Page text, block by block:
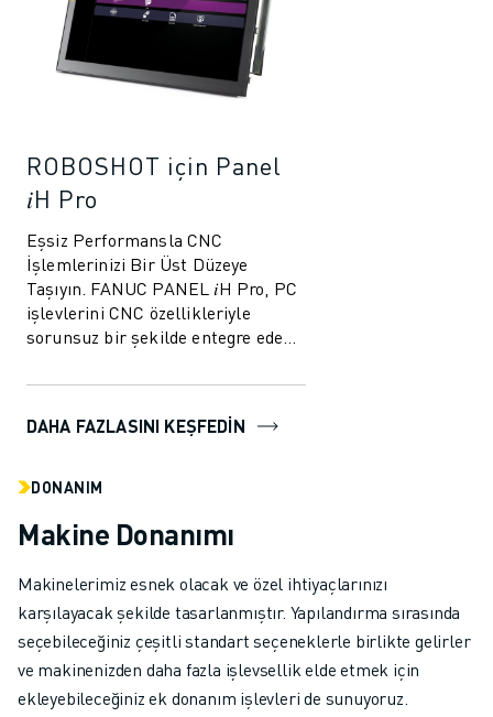
ROBOSHOT için Panel
𝑖H Pro
Eşsiz Performansla CNC
İşlemlerinizi Bir Üst Düzeye
Taşıyın. FANUC PANEL 𝑖H Pro, PC
işlevlerini CNC özellikleriyle
sorunsuz bir şekilde entegre eden,
performans ve es...
DAHA FAZLASINI KEŞFEDİN
DONANIM
Makine Donanımı
Makinelerimiz esnek olacak ve özel ihtiyaçlarınızı
karşılayacak şekilde tasarlanmıştır. Yapılandırma sırasında
seçebileceğiniz çeşitli standart seçeneklerle birlikte gelirler
ve makinenizden daha fazla işlevsellik elde etmek için
ekleyebileceğiniz ek donanım işlevleri de sunuyoruz.